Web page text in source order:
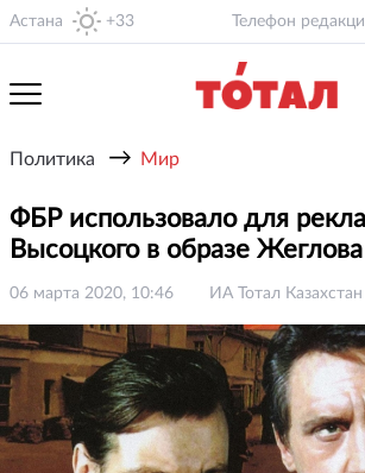
Астана +33 Телефон
Политика → Мир
ФБР использовало для
Высоцкого в образе Жеглова
06 марта 2020, 10:46 ИА Тотал Казахстан